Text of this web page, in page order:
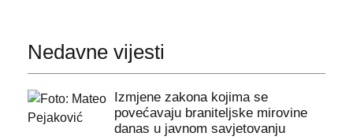
Nedavne vijesti
Izmjene zakona kojima se
povećavaju braniteljske mirovine
danas u javnom savjetovanju